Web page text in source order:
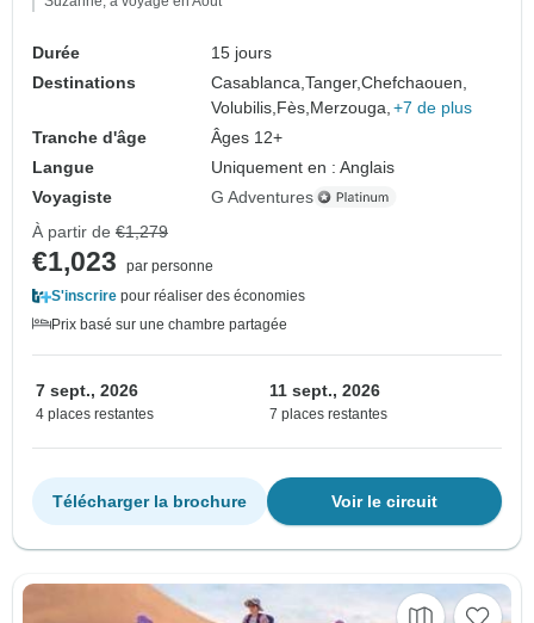
Durée
15 jours
Destinations
Casablanca,Tanger,Chefchaouen,
Volubilis, Fès, Merzouga, +7 de plus
Tranche d'âge
Âges 12+
Langue
Uniquement en : Anglais
Voyagiste
G Adventures
À partir de €1,279
€1,023
par personne
S'inscrire pour réaliser des économies
Prix basé sur une chambre partagée
7 sept., 2026
4 places restantes
11 sept., 2026
7 places restantes
Voir le circuit
Télécharger la brochure